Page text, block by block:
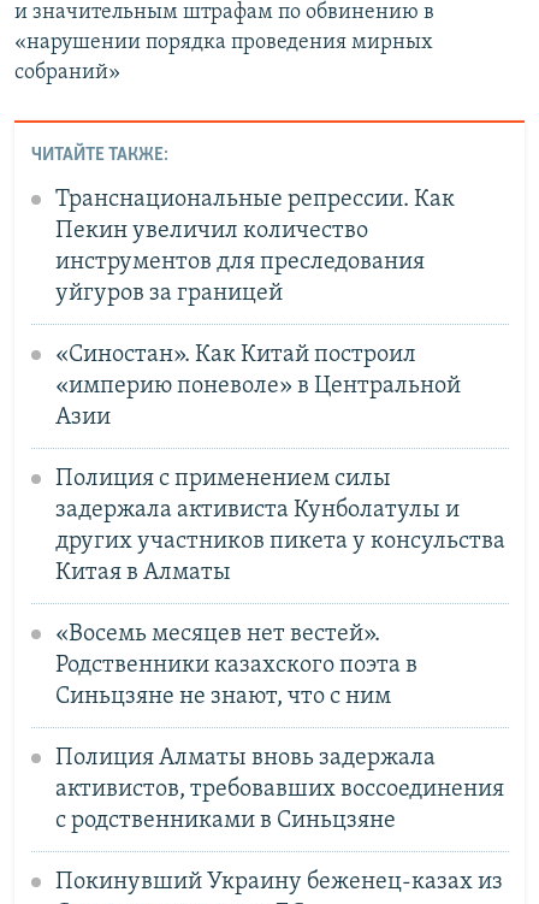
и значительным штрафам по обвинению в
«нарушении порядка проведения мирных
собраний»
ЧИТАЙТЕ ТАКЖЕ:
Транснациональные репрессии. Как
Пекин увеличил количество
инструментов для преследования
уйгуров за границей
«Синостан». Как Китай построил
«империю поневоле» в Центральной
Азии
Полиция с применением силы
задержала активиста Кунболатулы и
других участников пикета у консульства
Китая в Алматы
«Восемь месяцев нет вестей».
Родственники казахского поэта в
Синьцзяне не знают, что с ним
Полиция Алматы вновь задержала
активистов, требовавших воссоединения
с родственниками в Синьцзяне
Покинувший Украину беженец-казах из